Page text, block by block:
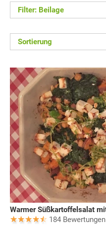
Filter: Beilage
Sortierung
184 Bewertungen